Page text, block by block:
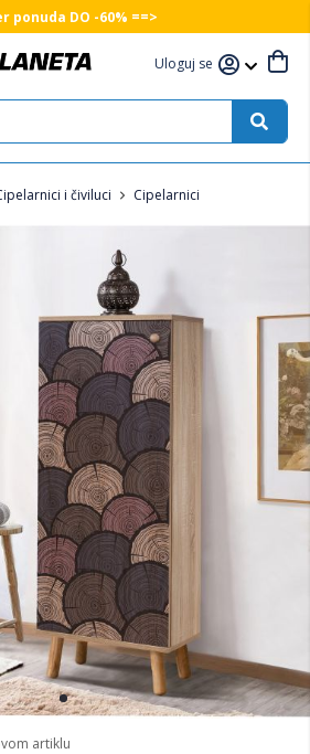
ponuda DO -60% ==>
Uloguj se
i čiviluci Cipelarnici
artiklu